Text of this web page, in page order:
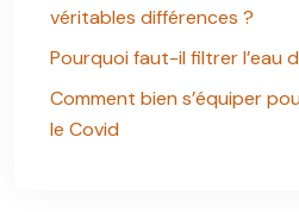
véritables différences ?
Pourquoi faut-il filtrer l’eau
Comment bien s’équiper
le Covid